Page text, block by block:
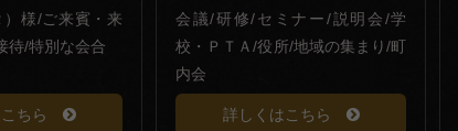
様/ご来賓・来
待/特別な会合
ちら
会議/研修/セミナー/説明会/学
校・ＰＴＡ/役所/地域の集まり/町
内会
詳しくはこちら